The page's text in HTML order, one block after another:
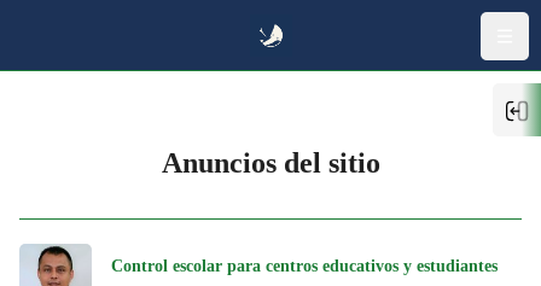
Anuncios del sitio
Control escolar para centros educativos y estudiantes